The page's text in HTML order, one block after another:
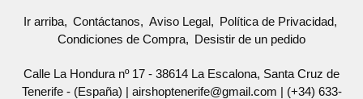
Ir arriba Contáctanos Aviso Legal
Política de Privacidad
Condiciones de Compra
Desistir de un pedido
Calle La Hondura nº 17 - 38614 La Escalona, Santa Cruz de
Tenerife - (España) | airshoptenerife@gmail.com | (+34) 633-